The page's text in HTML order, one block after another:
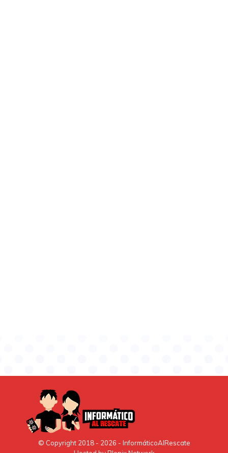
© Copyright 2018 - 2026 - InformáticoAlRescate